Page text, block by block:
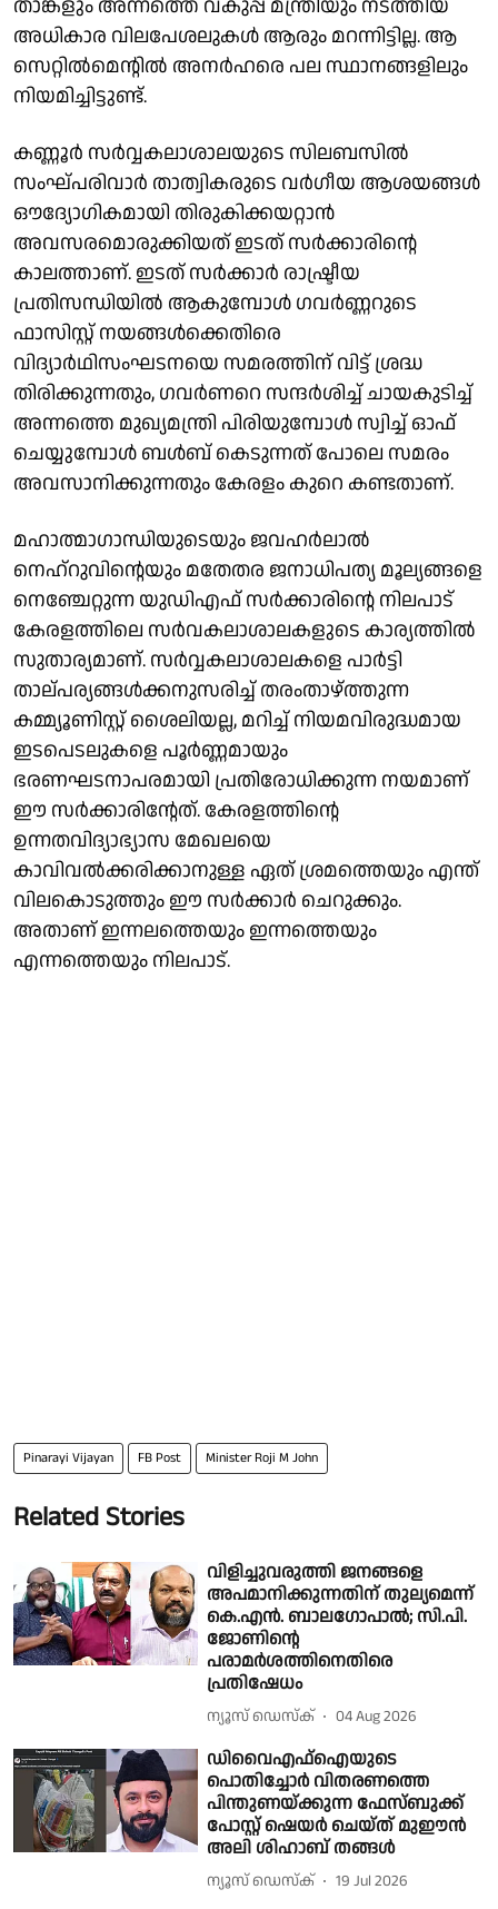
താങ്കളും അന്നത്തെ വകുപ്പ് മന്ത്രിയും നടത്തിയ
അധികാര വിലപേശലുകൾ ആരും മറന്നിട്ടില്ല. ആ
സെറ്റിൽമെന്റിൽ അനർഹരെ പല സ്ഥാനങ്ങളിലും
നിയമിച്ചിട്ടുണ്ട്.
കണ്ണൂർ സർവ്വകലാശാലയുടെ സിലബസിൽ
സംഘ്പരിവാർ താത്വികരുടെ വർഗീയ ആശയങ്ങൾ
ഔദ്യോഗികമായി തിരുകിക്കയറ്റാൻ
അവസരമൊരുക്കിയത് ഇടത് സർക്കാരിന്റെ
കാലത്താണ്. ഇടത് സർക്കാർ രാഷ്ട്രീയ
പ്രതിസന്ധിയിൽ ആകുമ്പോൾ ഗവർണ്ണറുടെ
ഫാസിസ്റ്റ് നയങ്ങൾക്കെതിരെ
വിദ്യാർഥിസംഘടനയെ സമരത്തിന് വിട്ട് ശ്രദ്ധ
തിരിക്കുന്നതും, ഗവർണറെ സന്ദർശിച്ച് ചായകുടിച്ച്
അന്നത്തെ മുഖ്യമന്ത്രി പിരിയുമ്പോൾ സ്വിച്ച് ഓഫ്
ചെയ്യുമ്പോൾ ബൾബ് കെടുന്നത് പോലെ സമരം
അവസാനിക്കുന്നതും കേരളം കുറെ കണ്ടതാണ്.
മഹാത്മാഗാന്ധിയുടെയും ജവഹർലാൽ
നെഹ്റുവിന്റെയും മതേതര ജനാധിപത്യ മൂല്യങ്ങളെ
നെഞ്ചേറ്റുന്ന യുഡിഎഫ് സർക്കാരിന്റെ നിലപാട്
കേരളത്തിലെ സർവകലാശാലകളുടെ കാര്യത്തിൽ
സുതാര്യമാണ്. സർവ്വകലാശാലകളെ പാർട്ടി
താല്പര്യങ്ങൾക്കനുസരിച്ച് തരംതാഴ്ത്തുന്ന
കമ്മ്യൂണിസ്റ്റ് ശൈലിയല്ല, മറിച്ച് നിയമവിരുദ്ധമായ
ഇടപെടലുകളെ പൂർണ്ണമായും
ഭരണഘടനാപരമായി പ്രതിരോധിക്കുന്ന നയമാണ്
ഈ സർക്കാരിന്റേത്. കേരളത്തിന്റെ
ഉന്നതവിദ്യാഭ്യാസ മേഖലയെ
കാവിവൽക്കരിക്കാനുള്ള ഏത് ശ്രമത്തെയും എന്ത്
വിലകൊടുത്തും ഈ സർക്കാർ ചെറുക്കും.
അതാണ് ഇന്നലത്തെയും ഇന്നത്തെയും
എന്നത്തെയും നിലപാട്.
Pinarayi Vijayan FB Post Minister Roji M John
Related Stories
വിളിച്ചുവരുത്തി ജനങ്ങളെ
അപമാനിക്കുന്നതിന് തുല്യമെന്ന്
കെ.എൻ. ബാലഗോപാൽ; സി.പി.
ജോണിൻ്റെ
പരാമർശത്തിനെതിരെ
പ്രതിഷേധം
ന്യൂസ് ഡെസ്ക് 04 Aug 2026
ഡിവൈഎഫ്ഐയുടെ
പൊതിച്ചോർ വിതരണത്തെ
പിന്തുണയ്ക്കുന്ന ഫേസ്ബുക്ക്
പോസ്റ്റ് ഷെയ‍ർ ചെയ്ത് മുഈൻ
അലി ശിഹാബ് തങ്ങൾ
ന്യൂസ് ഡെസ്ക് 19 Jul 2026